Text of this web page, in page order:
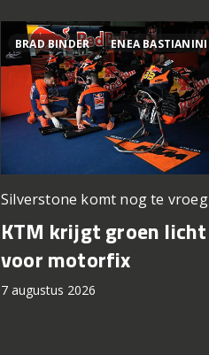
BRAD BINDER ENEA BASTIANINI
Silverstone komt nog te vroeg
KTM krijgt groen licht
voor motorfix
7 augustus 2026